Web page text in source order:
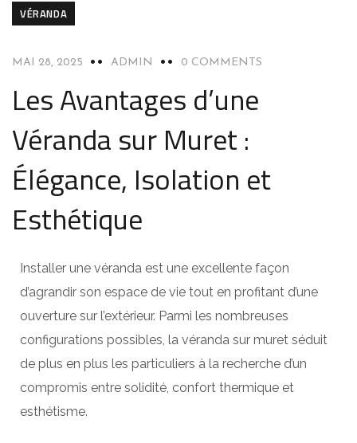
VÉRANDA
MAI 28, 2025 ADMIN 0 COMMENTS
Les Avantages d’une
Véranda sur Muret :
Élégance, Isolation et
Esthétique
Installer une véranda est une excellente façon
d’agrandir son espace de vie tout en profitant d’une
ouverture sur l’extérieur. Parmi les nombreuses
configurations possibles, la véranda sur muret séduit
de plus en plus les particuliers à la recherche d’un
compromis entre solidité, confort thermique et
esthétisme.